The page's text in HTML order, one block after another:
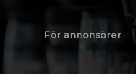
För annonsörer